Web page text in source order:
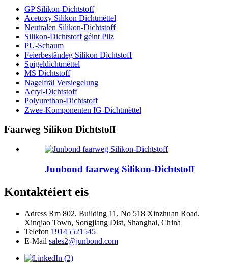
GP Silikon-Dichtstoff
Acetoxy Silikon Dichtmëttel
Neutralen Silikon-Dichtstoff
Silikon-Dichtstoff géint Pilz
PU-Schaum
Feierbeständeg Silikon Dichtstoff
Spigeldichtmëttel
MS Dichtstoff
Nagelfräi Versiegelung
Acryl-Dichtstoff
Polyurethan-Dichtstoff
Zwee-Komponenten IG-Dichtmëttel
Faarweg Silikon Dichtstoff
Junbond faarweg Silikon-Dichtstoff
Kontaktéiert eis
Adress Rm 802, Building 11, No 518 Xinzhuan Road,
Xinqiao Town, Songjiang Dist, Shanghai, China
Telefon 19145521545
E-Mail sales2@junbond.com